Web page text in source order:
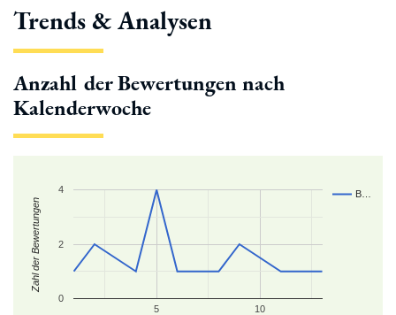
Trends & Analysen
Anzahl der Bewertungen nach
Kalenderwoche
B…
5 10
0
2
4
Zahl der Bewertungen